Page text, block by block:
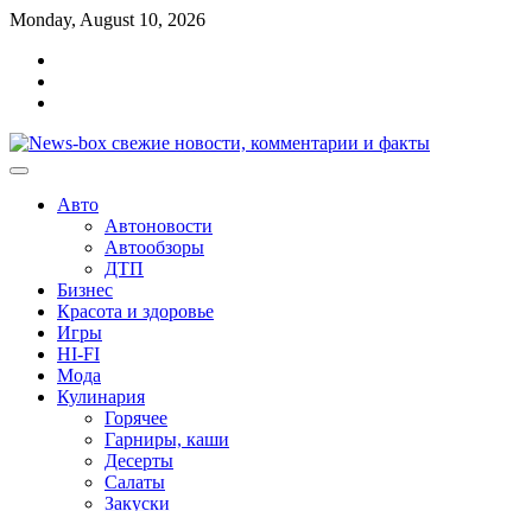
Перейти
содержимому
Monday, August 10, 2026
Авто
Автоновости
Автообзоры
ДТП
Бизнес
Красота и здоровье
Игры
HI-FI
Мода
Кулинария
Горячее
Гарниры, каши
Десерты
Салаты
Закуски